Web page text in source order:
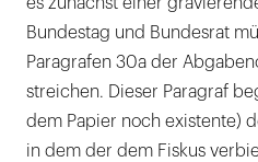
Bundestag und Bundesrat
Paragrafen 30a der
streichen. Dieser Paragraf
dem Papier noch existente)
in dem der dem Fiskus